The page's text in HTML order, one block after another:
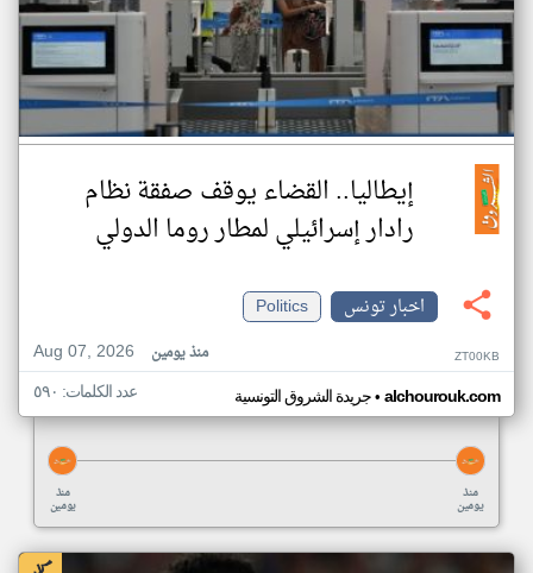
إيطاليا.. القضاء يوقف صفقة نظام
رادار إسرائيلي لمطار روما الدولي
اخبار تونس
Politics
Aug 07, 2026
منذ يومين ZT00KB
جريدة الشروق التونسية• alchourouk.com عدد الكلمات: ٥٩٠
منذ
يومين
منذ
يومين